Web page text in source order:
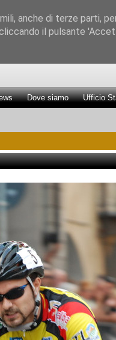
Dove siamo Ufficio
anche di terze parti,
il pulsante